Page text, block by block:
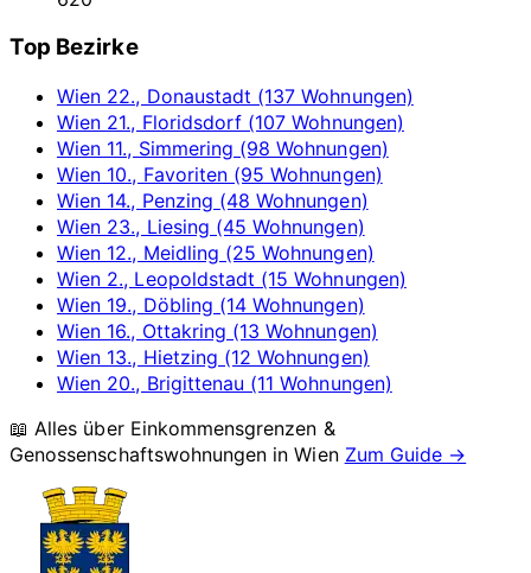
Top Bezirke
Wien 22., Donaustadt (137 Wohnungen)
Wien 21., Floridsdorf (107 Wohnungen)
Wien 11., Simmering (98 Wohnungen)
Wien 10., Favoriten (95 Wohnungen)
Wien 14., Penzing (48 Wohnungen)
Wien 23., Liesing (45 Wohnungen)
Wien 12., Meidling (25 Wohnungen)
Wien 2., Leopoldstadt (15 Wohnungen)
Wien 19., Döbling (14 Wohnungen)
Wien 16., Ottakring (13 Wohnungen)
Wien 13., Hietzing (12 Wohnungen)
Wien 20., Brigittenau (11 Wohnungen)
📖 Alles über Einkommensgrenzen &
Genossenschaftswohnungen inWien Zum Guide →